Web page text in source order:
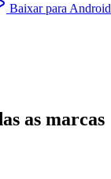
Baixar para Android
as marcas